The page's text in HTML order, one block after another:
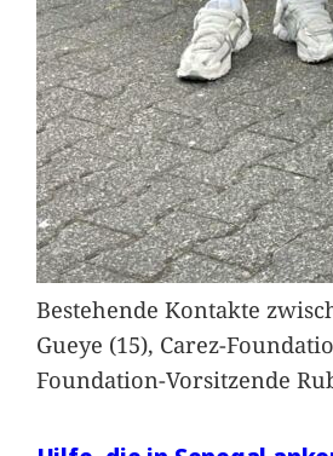
Bestehende Kontakte
Gueye (15), Carez-
Foundation-Vorsitzende